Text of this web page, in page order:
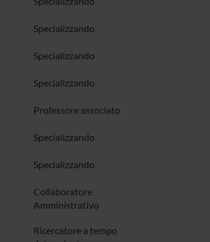
Specializzando
Specializzando
Specializzando
Professore associato
Specializzando
Specializzando
Collaboratore
Amministrativo
Ricercatore a tempo